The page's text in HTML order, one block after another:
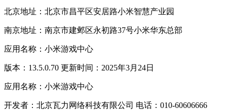
北京地址：北京市昌平区安居路小米智慧产业园
南京地址：南京市建邺区永初路37号小米华东总部
应用名称：小米游戏中心
版本：13.5.0.70 更新时间：2025年3月24日
应用名称：小米游戏中心
开发者：北京瓦力网络科技有限公司 电话：010-60606666